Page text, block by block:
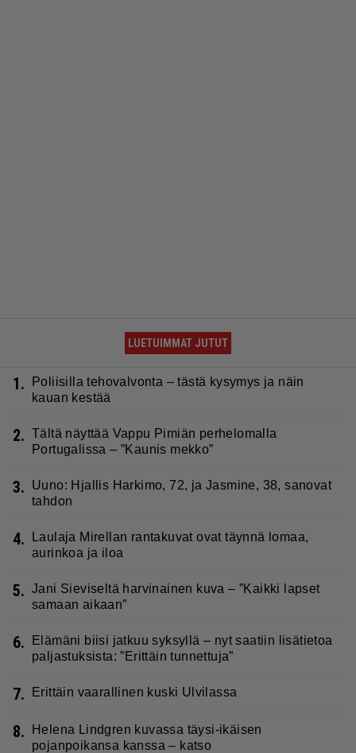
LUETUIMMAT JUTUT
1.
Poliisilla tehovalvonta – tästä kysymys ja näin
kauan kestää
2. Tältä näyttää Vappu Pimiän perhelomalla
Portugalissa – ”Kaunis mekko”
3.
Uuno: Hjallis Harkimo, 72, ja Jasmine, 38, sanovat
tahdon
4.
Laulaja Mirellan rantakuvat ovat täynnä lomaa,
aurinkoa ja iloa
5. Jani Sieviseltä harvinainen kuva – ”Kaikki lapset
samaan aikaan”
6.
Elämäni biisi jatkuu syksyllä – nyt saatiin lisätietoa
paljastuksista: ”Erittäin tunnettuja”
7. Erittäin vaarallinen kuski Ulvilassa
8.
Helena Lindgren kuvassa täysi-ikäisen
pojanpoikansa kanssa – katso